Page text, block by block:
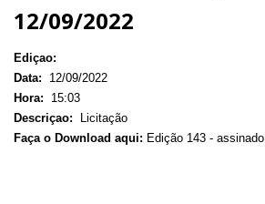
12/09/2022
Ediçao:
Data:
12/09/2022
Hora:
15:03
Descriçao:
Licitação
Faça o Download aqui: Edição 143 - assinado